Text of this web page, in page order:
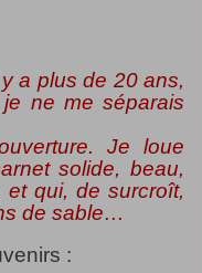
a plus de 20 ans,
ne me séparais
Je loue
solide, beau,
qui, de surcroît,
de sable…
: